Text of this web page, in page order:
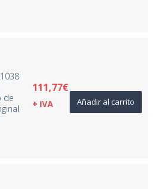
de
111,77€
+ IVA Añadir al carrito